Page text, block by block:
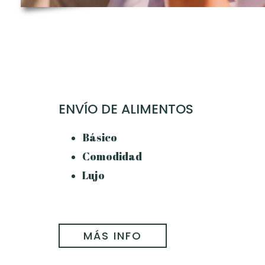
ENVÍO DE ALIMENTOS
Básico
Comodidad
Lujo
MÁS INFO